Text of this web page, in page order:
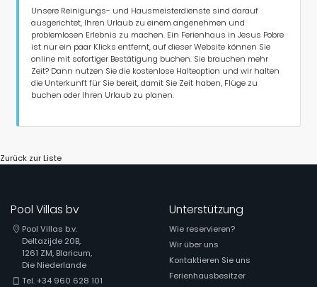
Unsere Reinigungs- und Hausmeisterdienste sind darauf
ausgerichtet, Ihren Urlaub zu einem angenehmen und
problemlosen Erlebnis zu machen. Ein Ferienhaus in Jesus Pobre
ist nur ein paar Klicks entfernt, auf dieser Website können Sie
online mit sofortiger Bestätigung buchen. Sie brauchen mehr
Zeit? Dann nutzen Sie die kostenlose Halteoption und wir halten
die Unterkunft für Sie bereit, damit Sie Zeit haben, Flüge zu
buchen oder Ihren Urlaub zu planen.
Zurück zur Liste
Pool Villas bv
Pool Villas b.v.
Deltazijde 20B,
1261 ZM, Blaricum,
Die Niederlande
Tel. +34 960 628 101
Unterstützung
Wie reservieren?
Wir über uns
Kontaktieren Sie uns
Ferienhausbesitzer